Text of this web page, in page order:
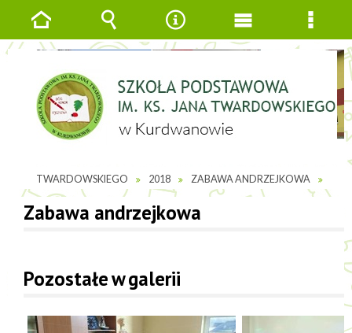
TWARDOWSKIEGO
2018 ZABAWA ANDRZEJKOWA
Zabawa andrzejkowa
Pozostałe w galerii
Strona
główna
Wyszukiwarka
NarzędziaMenu
Menu